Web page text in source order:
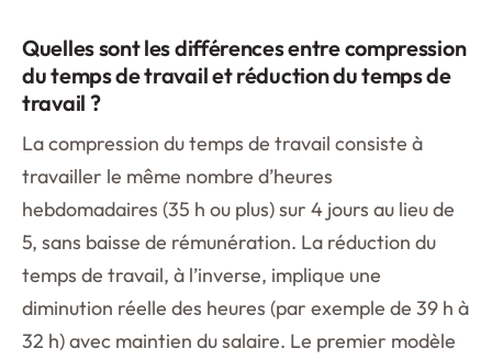
Quelles sont les différences entre compression
du temps de travail et réduction du temps de
travail ?
La compression du temps de travail consiste à
travailler le même nombre d’heures
hebdomadaires (35 h ou plus) sur 4 jours au lieu de
5, sans baisse de rémunération. La réduction du
temps de travail, à l’inverse, implique une
diminution réelle des heures (par exemple de 39 h à
32 h) avec maintien du salaire. Le premier modèle